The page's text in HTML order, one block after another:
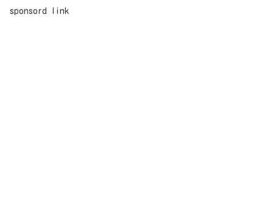
sponsord link